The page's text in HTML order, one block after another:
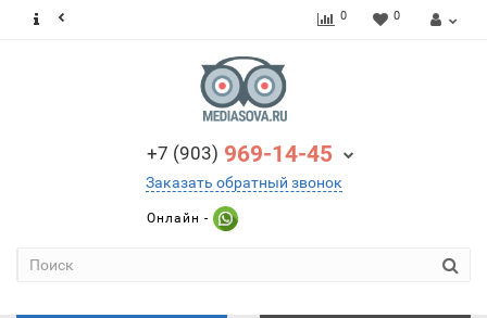
0 0
+7 (903) 969-14-45
Заказать обратный звонок
Онлайн -